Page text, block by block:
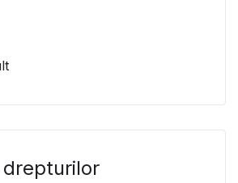
drepturilor